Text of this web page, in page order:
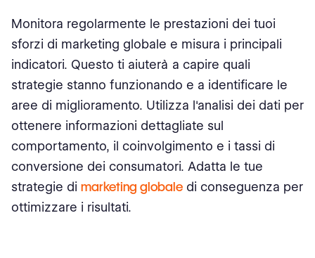
Monitora regolarmente le prestazioni dei tuoi
sforzi di marketing globale e misura i principali
indicatori. Questo ti aiuterà a capire quali
strategie stanno funzionando e a identificare le
aree di miglioramento. Utilizza l'analisi dei dati per
ottenere informazioni dettagliate sul
comportamento, il coinvolgimento e i tassi di
conversione dei consumatori. Adatta le tue
strategie di marketing globale di conseguenza per
ottimizzare i risultati.